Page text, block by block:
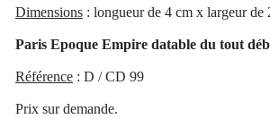
Dimensions : longueur de 4 cm x largeur de
Paris Epoque Empire datable du tout
Référence : D / CD 99
Prix sur demande.